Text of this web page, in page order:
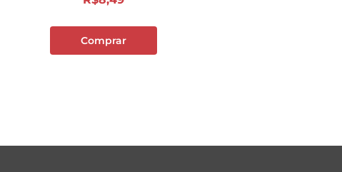
Comprar